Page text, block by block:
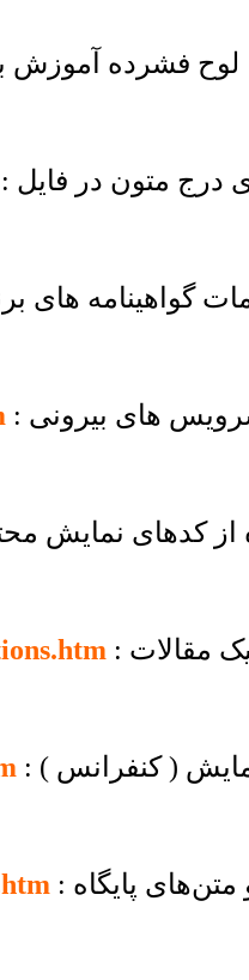
: لوح فشرده آموزش
گواهینامه های
های بیرونی
از کدهای نمایش
مقالات
( کنفرانس )
متن‌های پایگاه